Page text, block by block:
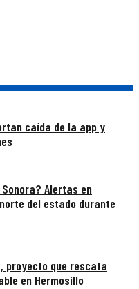
caída de la app y
Alertas en
del estado durante
proyecto que rescata
en Hermosillo